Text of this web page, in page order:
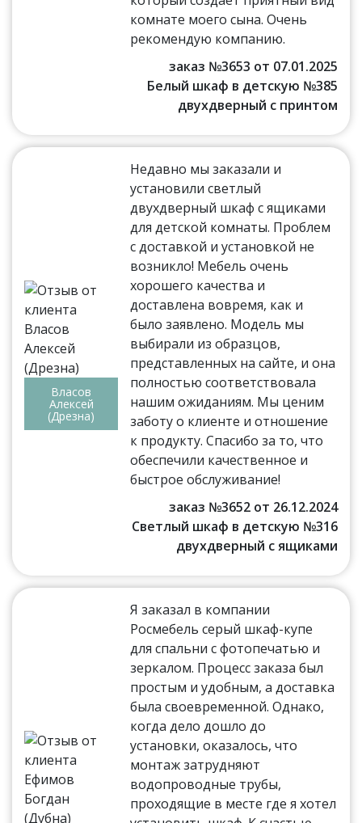
комнате моего сына. Очень
рекомендую компанию.
заказ №3653 от 07.01.2025
Белый шкаф в детскую №385
двухдверный с принтом
Власов
Алексей
(Дрезна)
Недавно мы заказали и
установили светлый
двухдверный шкаф с ящиками
для детской комнаты. Проблем
с доставкой и установкой не
возникло! Мебель очень
хорошего качества и
доставлена вовремя, как и
было заявлено. Модель мы
выбирали из образцов,
представленных на сайте, и она
полностью соответствовала
нашим ожиданиям. Мы ценим
заботу о клиенте и отношение
к продукту. Спасибо за то, что
обеспечили качественное и
быстрое обслуживание!
заказ №3652 от 26.12.2024
Светлый шкаф в детскую №316
двухдверный с ящиками
Я заказал в компании
Росмебель серый шкаф-купе
для спальни с фотопечатью и
зеркалом. Процесс заказа был
простым и удобным, а доставка
была своевременной. Однако,
когда дело дошло до
установки, оказалось, что
монтаж затрудняют
водопроводные трубы,
проходящие в месте где я хотел